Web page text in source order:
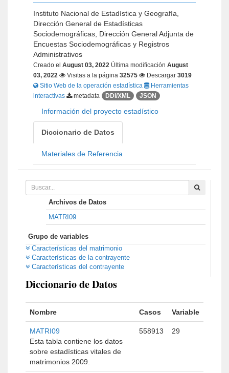
Instituto Nacional de Estadística y Geografía,
Dirección General de Estadísticas
Sociodemográficas, Dirección General Adjunta de
Encuestas Sociodemográficas y Registros
Administrativos
Creado el August 03, 2022 Última modificación August
03, 2022
Visitas a la página 32575 Descargar 3019
Sitio Web de la operación estadística
Herramientas
interactivas
metadata DDI/XML JSON
Información del proyecto estadístico
Diccionario de Datos
Materiales de Referencia
Archivos de Datos
MATRI09
Grupo de variables
Características del matrimonio
Características de la contrayente
Características del contrayente
Diccionario de Datos
Nombre Casos Variable
MATRI09
Esta tabla contiene los datos
sobre estadísticas vitales de
matrimonios 2009.
558913 29